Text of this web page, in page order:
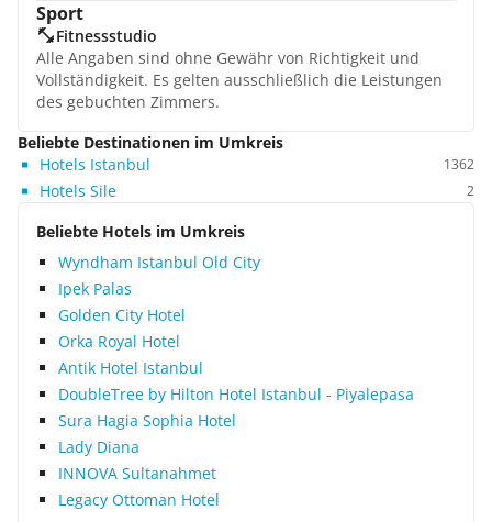
Sport
Fitnessstudio
Alle Angaben sind ohne Gewähr von Richtigkeit und
Vollständigkeit. Es gelten ausschließlich die Leistungen
des gebuchten Zimmers.
Beliebte Destinationen im Umkreis
Hotels Istanbul
1362
Hotels Sile 2
Beliebte Hotels im Umkreis
Wyndham Istanbul Old City
Ipek Palas
Golden City Hotel
Orka Royal Hotel
Antik Hotel Istanbul
DoubleTree by Hilton Hotel Istanbul - Piyalepasa
Sura Hagia Sophia Hotel
Lady Diana
INNOVA Sultanahmet
Legacy Ottoman Hotel